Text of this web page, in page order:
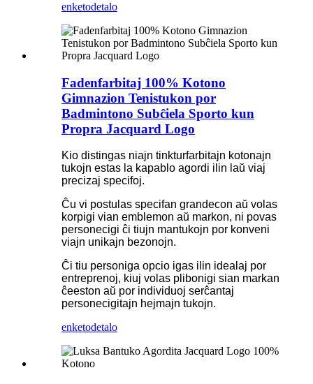
enketodetalo
Fadenfarbitaj 100% Kotono
Gimnazion Tenistukon por
Badmintono Subĉiela Sporto kun
Propra Jacquard Logo
Kio distingas niajn tinkturfarbitajn kotonajn
tukojn estas la kapablo agordi ilin laŭ viaj
precizaj specifoj.
Ĉu vi postulas specifan grandecon aŭ volas
korpigi vian emblemon aŭ markon, ni povas
personecigi ĉi tiujn mantukojn por konveni
viajn unikajn bezonojn.
Ĉi tiu personiga opcio igas ilin idealaj por
entreprenoj, kiuj volas plibonigi sian markan
ĉeeston aŭ por individuoj serĉantaj
personecigitajn hejmajn tukojn.
enketodetalo